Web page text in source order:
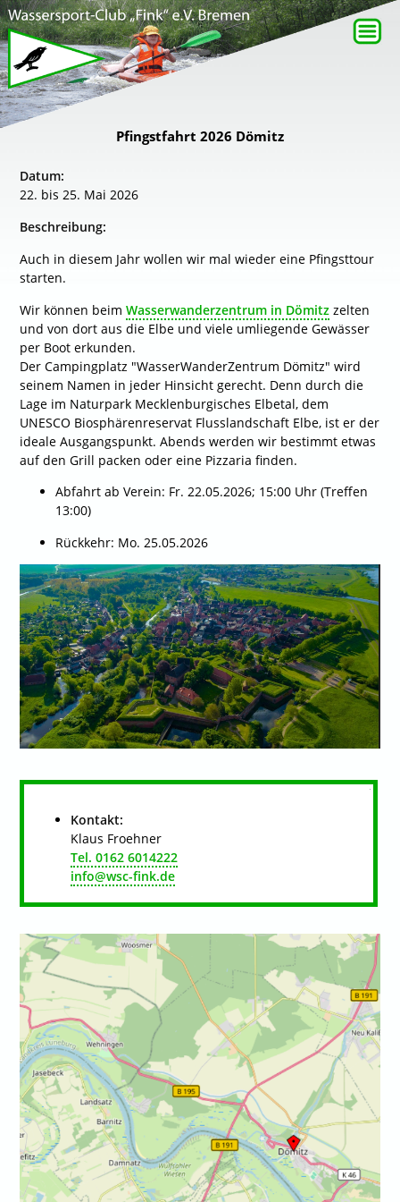
Pfingstfahrt 2026 Dömitz
Datum:
22. bis 25. Mai 2026
Beschreibung:
Auch in diesem Jahr wollen wir mal wieder eine Pfingsttour
starten.
Wir können beimWasserwanderzentrum in Dömitz zelten
und von dort aus die Elbe und viele umliegende Gewässer
per Boot erkunden.
Der Campingplatz "WasserWanderZentrum Dömitz" wird
seinem Namen in jeder Hinsicht gerecht. Denn durch die
Lage im Naturpark Mecklenburgisches Elbetal, dem
UNESCO Biosphärenreservat Flusslandschaft Elbe, ist er der
ideale Ausgangspunkt. Abends werden wir bestimmt etwas
auf den Grill packen oder eine Pizzaria finden.
Abfahrt ab Verein: Fr. 22.05.2026; 15:00 Uhr (Treffen
13:00)
Rückkehr: Mo. 25.05.2026
Kontakt:
Klaus Froehner
Tel. 0162 6014222
info@wsc-fink.de